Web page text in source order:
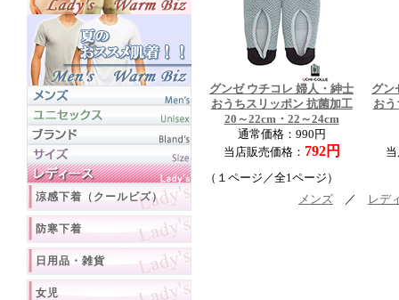
涼感下着（クールビズ）
防寒下着
日用品・雑貨
女児
グンゼ ウチコレ 婦人・紳士
おうちスリッポン 抗菌加工
20～22cm・22～24cm
通常価格：990円
当店販売価格： 792円
グン
お
（１ページ／全1ページ）
メンズ ／ レデ